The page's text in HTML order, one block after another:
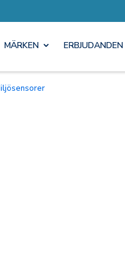
MÄRKEN ERBJUDANDEN
Miljösensorer